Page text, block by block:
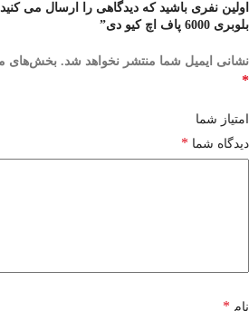
اولین نفری باشید که دیدگاهی را ارسال می
بلوبری 6000 پاف اچ کیو دی”
نشانی ایمیل شما منتشر نخواهد شد. بخش‌های
*
امتیاز شما
دیدگاه شما *
نام *